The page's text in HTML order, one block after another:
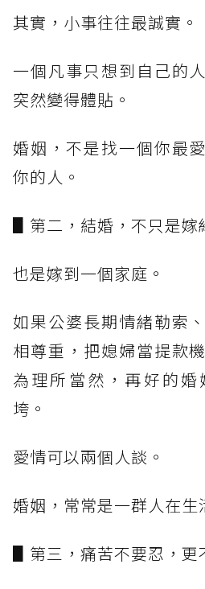
其實，小事往往最誠實。
一個凡事只想到自己的
突然變得體貼。
婚姻，不是找一個你最
你的人。
▋第二，結婚，不只是嫁
也是嫁到一個家庭。
如果公婆長期情緒勒索
相尊重，把媳婦當提款
為理所當然，再好的
垮。
愛情可以兩個人談。
婚姻，常常是一群人在生
▋第三，痛苦不要忍，更